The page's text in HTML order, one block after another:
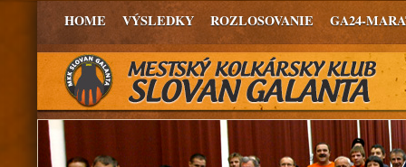
HOME VÝSLEDKY ROZLOSOVANIE GA24-